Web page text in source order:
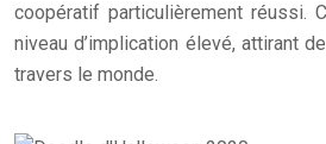
coopératif particulièrement réussi.
niveau d’implication élevé, attirant
travers le monde.